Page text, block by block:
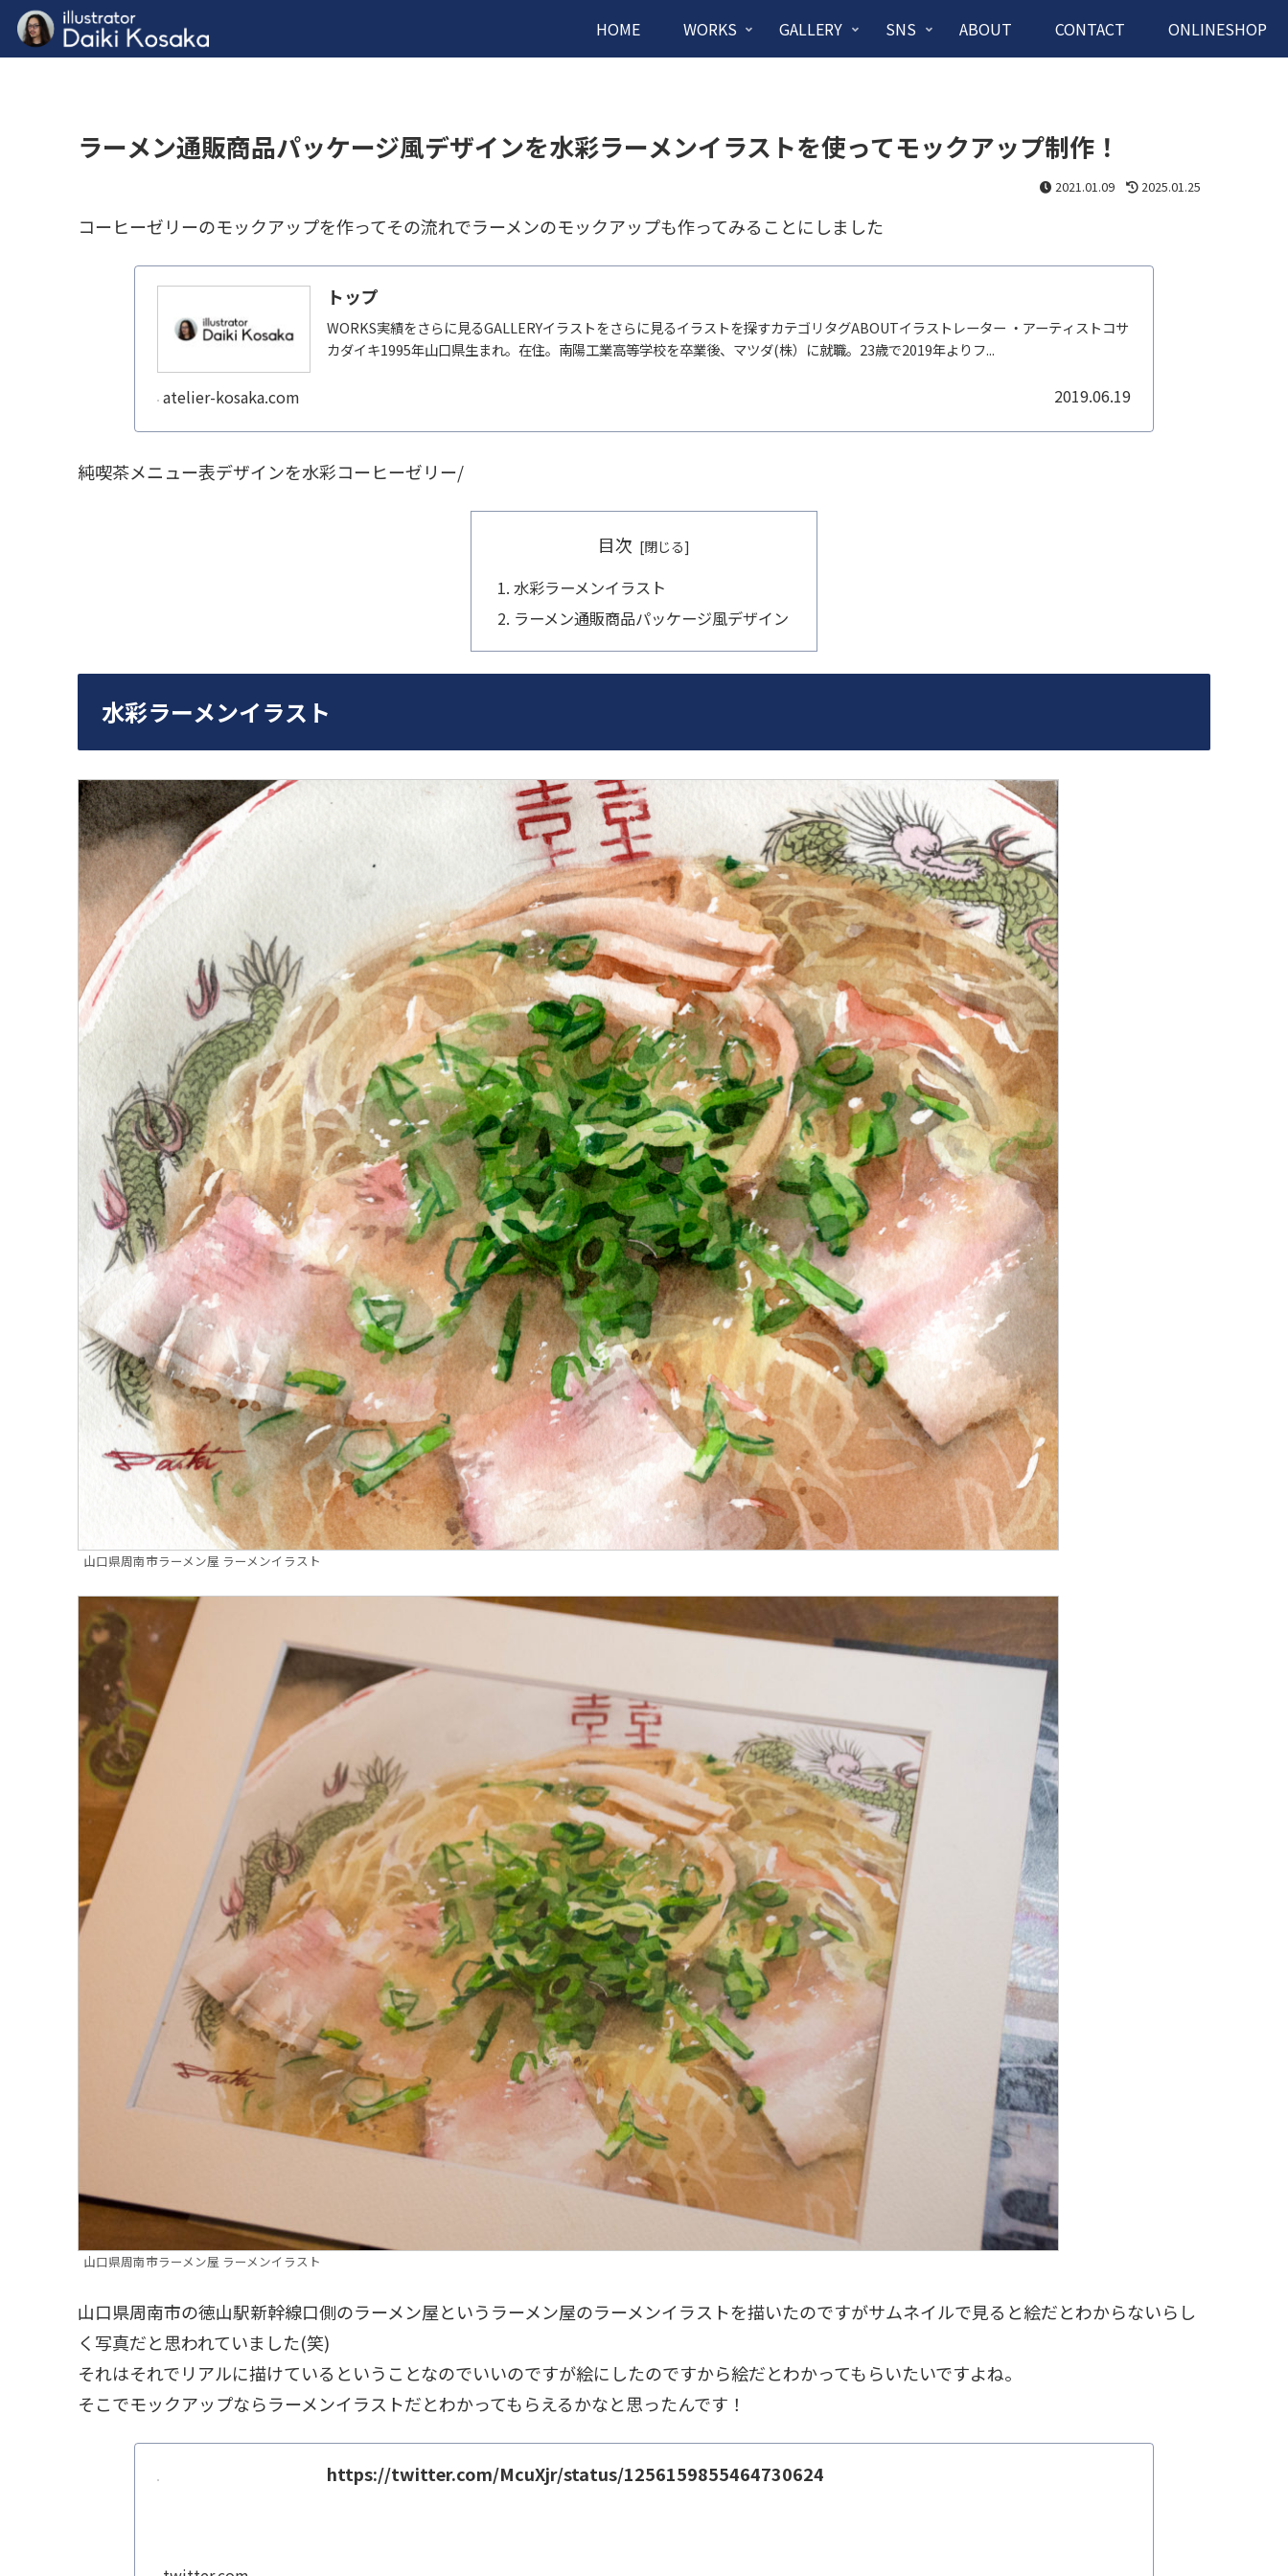
HOME WORKS GALLERY SNS ABOUT CONTACT ONLINESHOP
ラーメン通販商品パッケージ風デザインを水彩ラーメンイラストを使ってモックアップ制作！
2021.01.09 2025.01.25
コーヒーゼリーのモックアップを作ってその流れでラーメンのモックアップも作ってみることにしました
トップ
WORKS実績をさらに見るGALLERYイラストをさらに見るイラストを探すカテゴリタグABOUTイラストレーター ・アーティストコサ
カダイキ1995年山口県生まれ。在住。南陽工業高等学校を卒業後、マツダ(株）に就職。23歳で2019年よりフ...
atelier-kosaka.com 2019.06.19
純喫茶メニュー表デザインを水彩コーヒーゼリー/
目次
水彩ラーメンイラスト
ラーメン通販商品パッケージ風デザイン
水彩ラーメンイラスト
山口県周南市ラーメン屋 ラーメンイラスト
山口県周南市ラーメン屋 ラーメンイラスト
山口県周南市の徳山駅新幹線口側のラーメン屋というラーメン屋のラーメンイラストを描いたのですがサムネイルで見ると絵だとわからないらし
く写真だと思われていました(笑)
それはそれでリアルに描けているということなのでいいのですが絵にしたのですから絵だとわかってもらいたいですよね。
そこでモックアップならラーメンイラストだとわかってもらえるかなと思ったんです！
https://twitter.com/McuXjr/status/1256159855464730624